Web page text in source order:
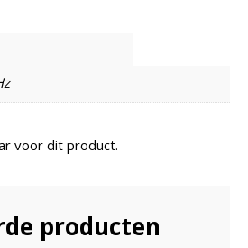
voor dit product.
producten